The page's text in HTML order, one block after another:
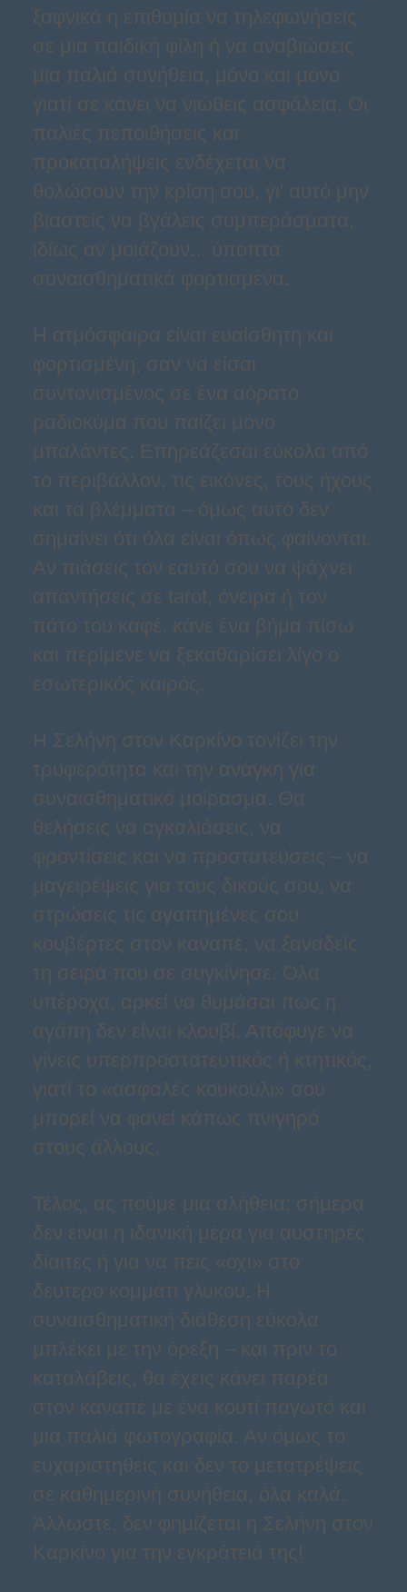
ξαφνικά η επιθυμία να τηλεφωνήσεις
σε μια παιδική φίλη ή να αναβιώσεις
μια παλιά συνήθεια, μόνο και μόνο
γιατί σε κάνει να νιώθεις ασφάλεια. Οι
παλιές πεποιθήσεις και
προκαταλήψεις ενδέχεται να
θολώσουν την κρίση σου, γι' αυτό μην
βιαστείς να βγάλεις συμπεράσματα,
ιδίως αν μοιάζουν... ύποπτα
συναισθηματικά φορτισμένα.
Η ατμόσφαιρα είναι ευαίσθητη και
φορτισμένη, σαν να είσαι
συντονισμένος σε ένα αόρατο
ραδιοκύμα που παίζει μόνο
μπαλάντες. Επηρεάζεσαι εύκολα από
το περιβάλλον, τις εικόνες, τους ήχους
και τα βλέμματα – όμως αυτό δεν
σημαίνει ότι όλα είναι όπως φαίνονται.
Αν πιάσεις τον εαυτό σου να ψάχνει
απαντήσεις σε tarot, όνειρα ή τον
πάτο του καφέ, κάνε ένα βήμα πίσω
και περίμενε να ξεκαθαρίσει λίγο ο
εσωτερικός καιρός.
Η Σελήνη στον Καρκίνο τονίζει την
τρυφερότητα και την ανάγκη για
συναισθηματικό μοίρασμα. Θα
θελήσεις να αγκαλιάσεις, να
φροντίσεις και να προστατεύσεις – να
μαγειρέψεις για τους δικούς σου, να
στρώσεις τις αγαπημένες σου
κουβέρτες στον καναπέ, να ξαναδείς
τη σειρά που σε συγκίνησε. Όλα
υπέροχα, αρκεί να θυμάσαι πως η
αγάπη δεν είναι κλουβί. Απόφυγε να
γίνεις υπερπροστατευτικός ή κτητικός,
γιατί το «ασφαλές κουκούλι» σου
μπορεί να φανεί κάπως πνιγηρό
στους άλλους.
Τέλος, ας πούμε μια αλήθεια: σήμερα
δεν είναι η ιδανική μέρα για αυστηρές
δίαιτες ή για να πεις «όχι» στο
δεύτερο κομμάτι γλυκού. Η
συναισθηματική διάθεση εύκολα
μπλέκει με την όρεξη – και πριν το
καταλάβεις, θα έχεις κάνει παρέα
στον καναπέ με ένα κουτί παγωτό και
μια παλιά φωτογραφία. Αν όμως το
ευχαριστηθείς και δεν το μετατρέψεις
σε καθημερινή συνήθεια, όλα καλά.
Άλλωστε, δεν φημίζεται η Σελήνη στον
Καρκίνο για την εγκράτειά της!